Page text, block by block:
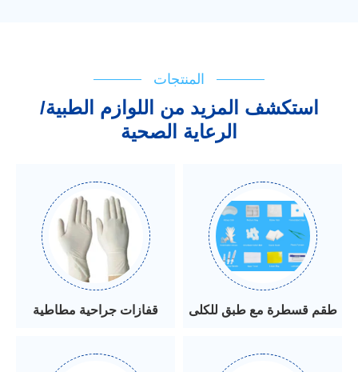
المنتجات
استكشف المزيد من اللوازم الطبية/
الرعاية الصحية
قفازات جراحية مطاطية طقم قسطرة مع طبق للكلى